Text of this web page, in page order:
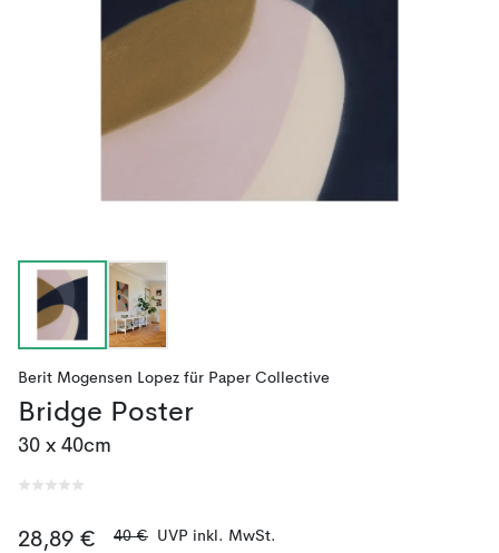
Berit Mogensen Lopez für Paper Collective
Bridge Poster
30 x 40cm
28,89 € 40 € UVP inkl. MwSt.